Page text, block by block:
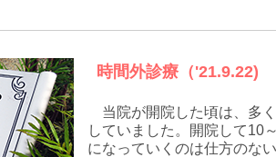
時間外診療（'21.9.22)
当院が開院した頃は、多
していました。開院して10
になっていくのは仕方のな